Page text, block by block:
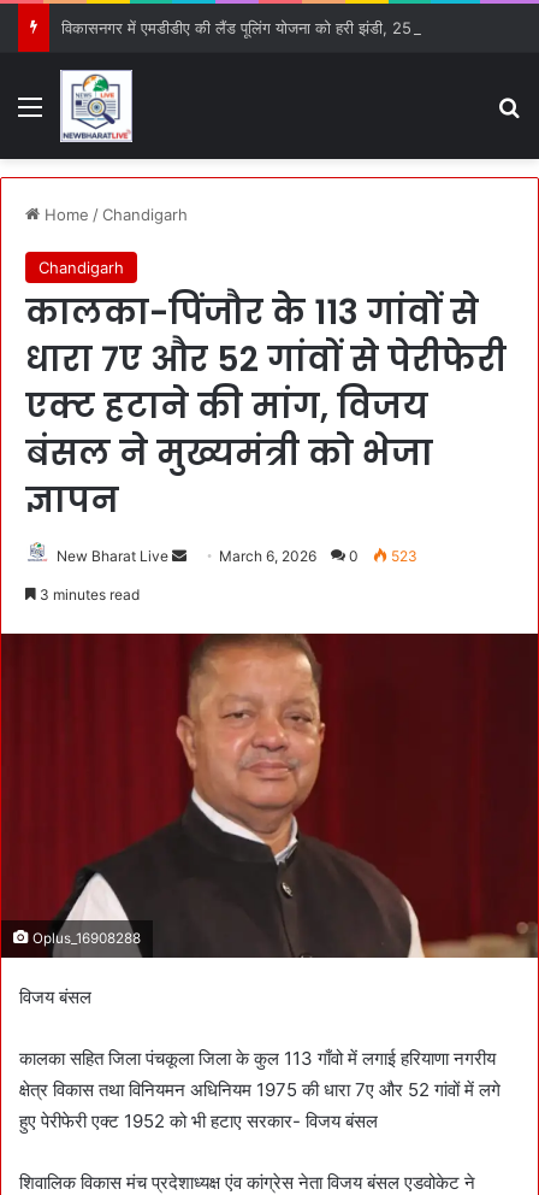
Menu
Home /Chandigarh
Chandigarh
कालका-पिंजौर के 113 गांवों से
धारा 7ए और 52 गांवों से पेरीफेरी
एक्ट हटाने की मांग, विजय
बंसल ने मुख्यमंत्री को भेजा
ज्ञापन
New Bharat Live
a
e
m
a
March 6, 2026 0 523
3 minutes read
Oplus_16908288
विजय बंसल
कालका सहित जिला पंचकूला जिला के कुल 113 गाँवो में लगाई हरियाणा नगरीय
क्षेत्र विकास तथा विनियमन अधिनियम 1975 की धारा 7ए और 52 गांवों में लगे
हुए पेरीफेरी एक्ट 1952 को भी हटाए सरकार- विजय बंसल
शिवालिक विकास मंच प्रदेशाध्यक्ष एंव कांग्रेस नेता विजय बंसल एडवोकेट ने